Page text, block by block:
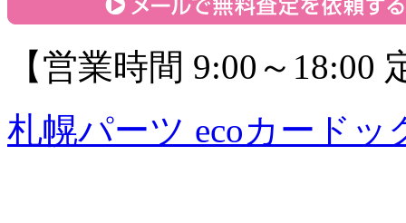
【営業時間 9:00～18:00
札幌パーツ ecoカードッ